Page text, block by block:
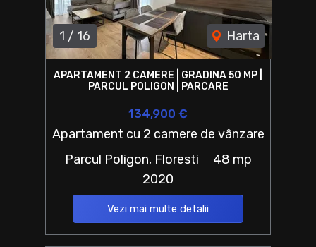
1 / 16 Harta
APARTAMENT 2 CAMERE | GRADINA 50 MP |
PARCUL POLIGON | PARCARE
134,900 €
Apartament cu 2 camere de vânzare
Parcul Poligon, Floresti
48 mp
2020
Vezi mai multe detalii